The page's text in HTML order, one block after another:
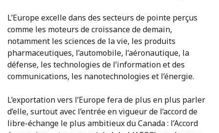
L’Europe excelle dans des secteurs de pointe perçus
comme les moteurs de croissance de demain,
notamment les sciences de la vie, les produits
pharmaceutiques, l’automobile, l’aéronautique, la
défense, les technologies de l’information et des
communications, les nanotechnologies et l’énergie.
L’exportation vers l’Europe fera de plus en plus parler
d’elle, surtout avec l’entrée en vigueur de l’accord de
libre-échange le plus ambitieux du Canada : l’Accord